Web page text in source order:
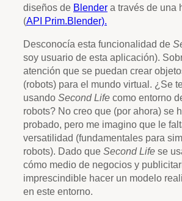
diseños de Blender a través de una
(API Prim.Blender).
Desconocía esta funcionalidad de
soy usuario de esta aplicación).
atención que se puedan crear
(robots) para el mundo virtual. ¿Se
usando Second Life como entorno
robots? No creo que (por ahora) se
probado, pero me imagino que le
versatilidad (fundamentales para
robots). Dado que Second Life se
cómo medio de negocios y
imprescindible hacer un modelo
en este entorno.